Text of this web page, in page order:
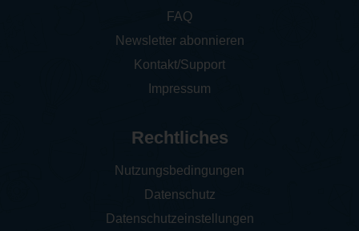
FAQ
Newsletter abonnieren
Kontakt/Support
Impressum
Rechtliches
Nutzungsbedingungen
Datenschutz
Datenschutzeinstellungen